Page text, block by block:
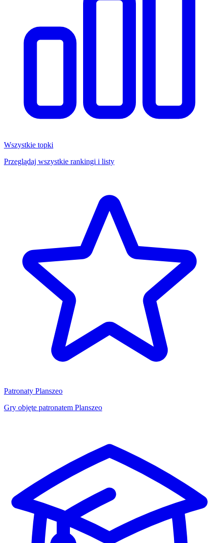
Wszystkie topki
Przeglądaj wszystkie rankingi i listy
Patronaty Planszeo
Gry objęte patronatem Planszeo